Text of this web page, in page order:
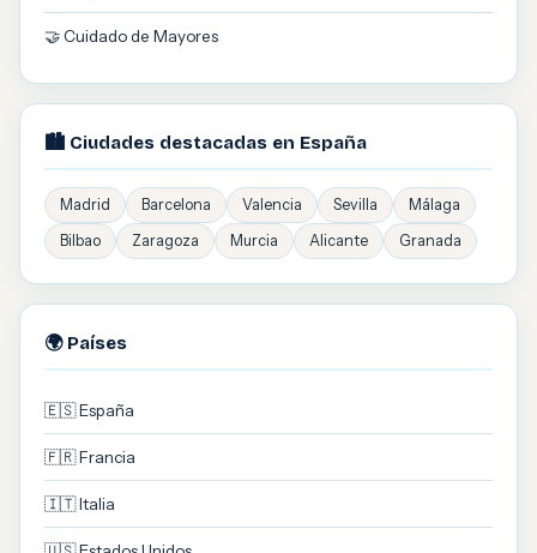
🤝 Cuidado de Mayores
🏙️ Ciudades destacadas en España
Madrid Barcelona Valencia Sevilla
Málaga
Bilbao
Zaragoza Murcia Alicante Granada
🌍 Países
🇪🇸 España
🇫🇷 Francia
🇮🇹 Italia